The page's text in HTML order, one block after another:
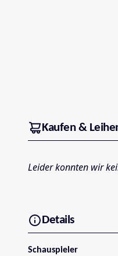
Kaufen &
Leider konnten wir
Details
Schauspieler